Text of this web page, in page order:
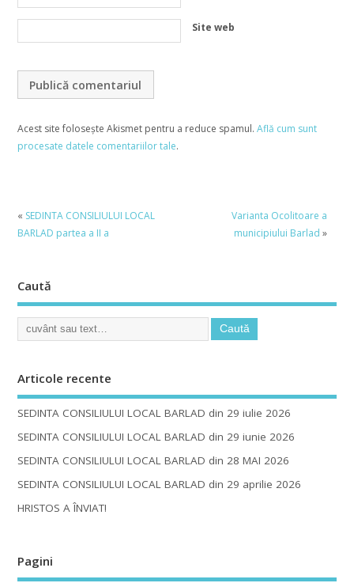
Site web
Acest site folosește Akismet pentru a reduce spamul. Află cum sunt
procesate datele comentariilor tale.
« SEDINTA CONSILIULUI LOCAL
BARLAD partea a II a
Varianta Ocolitoare a
municipiului Barlad »
Caută
Articole recente
SEDINTA CONSILIULUI LOCAL BARLAD din 29 iulie 2026
SEDINTA CONSILIULUI LOCAL BARLAD din 29 iunie 2026
SEDINTA CONSILIULUI LOCAL BARLAD din 28 MAI 2026
SEDINTA CONSILIULUI LOCAL BARLAD din 29 aprilie 2026
HRISTOS A ÎNVIAT!
Pagini